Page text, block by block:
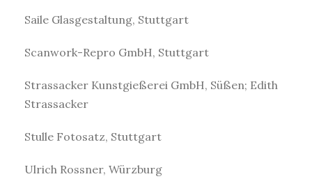
Saile Glasgestaltung, Stuttgart
Scanwork-Repro GmbH, Stuttgart
Strassacker Kunstgießerei GmbH, Süßen; Edith
Strassacker
Stulle Fotosatz, Stuttgart
Ulrich Rossner, Würzburg